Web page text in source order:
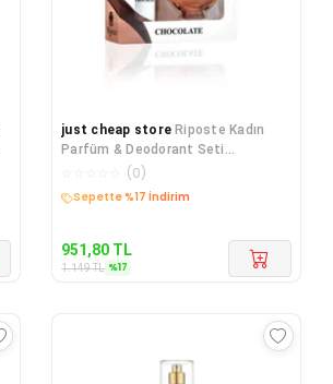
just cheap store Riposte Kadın
Parfüm & Deodorant Seti
Chocolate For Women 100 Ml
(0)
Sepette %17 İndirim
951,80 TL
1.149TL %17